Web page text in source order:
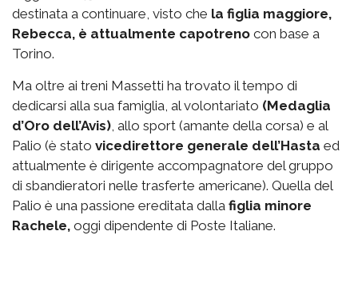
destinata a continuare, visto che la figlia maggiore,
Rebecca, è attualmente capotreno con base a
Torino.
Ma oltre ai treni Massetti ha trovato il tempo di
dedicarsi alla sua famiglia, al volontariato (Medaglia
d’Oro dell’Avis) , allo sport (amante della corsa) e al
Palio (è stato vicedirettore generale dell’Hasta ed
attualmente è dirigente accompagnatore del gruppo
di sbandieratori nelle trasferte americane). Quella del
Palio è una passione ereditata dalla figlia minore
Rachele, oggi dipendente di Poste Italiane.